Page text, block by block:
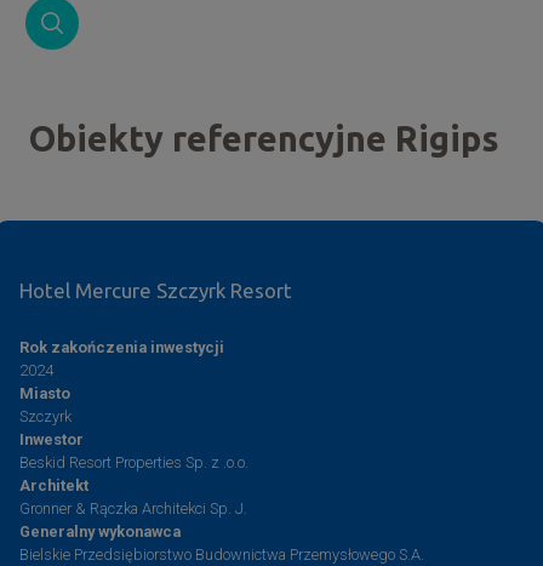
Obiekty referencyjne Rigips
Hotel Mercure Szczyrk Resort
Rok zakończenia inwestycji
2024
Miasto
Szczyrk
Inwestor
Beskid Resort Properties Sp. z .o.o.
Architekt
Gronner & Rączka Architekci Sp. J.
Generalny wykonawca
Bielskie Przedsiębiorstwo Budownictwa Przemysłowego S.A.